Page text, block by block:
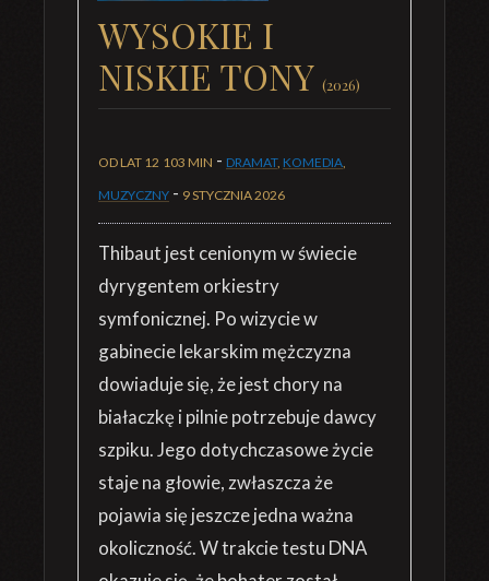
WYSOKIE I
NISKIE TONY (2026)
OD LAT 12 103 MIN - DRAMAT, KOMEDIA,
MUZYCZNY - 9 STYCZNIA 2026
Thibaut jest cenionym w świecie
dyrygentem orkiestry
symfonicznej. Po wizycie w
gabinecie lekarskim mężczyzna
dowiaduje się, że jest chory na
białaczkę i pilnie potrzebuje dawcy
szpiku. Jego dotychczasowe życie
staje na głowie, zwłaszcza że
pojawia się jeszcze jedna ważna
okoliczność. W trakcie testu DNA